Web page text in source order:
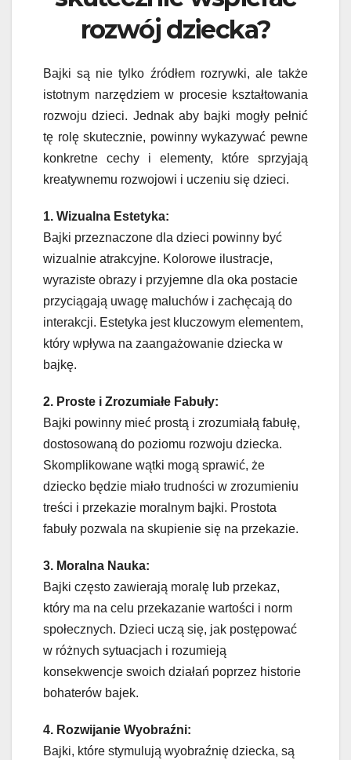
rozwój dziecka?
Bajki są nie tylko źródłem rozrywki, ale także
istotnym narzędziem w procesie kształtowania
rozwoju dzieci. Jednak aby bajki mogły pełnić
tę rolę skutecznie, powinny wykazywać pewne
konkretne cechy i elementy, które sprzyjają
kreatywnemu rozwojowi i uczeniu się dzieci.
1. Wizualna Estetyka:
Bajki przeznaczone dla dzieci powinny być
wizualnie atrakcyjne. Kolorowe ilustracje,
wyraziste obrazy i przyjemne dla oka postacie
przyciągają uwagę maluchów i zachęcają do
interakcji. Estetyka jest kluczowym elementem,
który wpływa na zaangażowanie dziecka w
bajkę.
2. Proste i Zrozumiałe Fabuły:
Bajki powinny mieć prostą i zrozumiałą fabułę,
dostosowaną do poziomu rozwoju dziecka.
Skomplikowane wątki mogą sprawić, że
dziecko będzie miało trudności w zrozumieniu
treści i przekazie moralnym bajki. Prostota
fabuły pozwala na skupienie się na przekazie.
3. Moralna Nauka:
Bajki często zawierają moralę lub przekaz,
który ma na celu przekazanie wartości i norm
społecznych. Dzieci uczą się, jak postępować
w różnych sytuacjach i rozumieją
konsekwencje swoich działań poprzez historie
bohaterów bajek.
4. Rozwijanie Wyobraźni:
Bajki, które stymulują wyobraźnię dziecka, są